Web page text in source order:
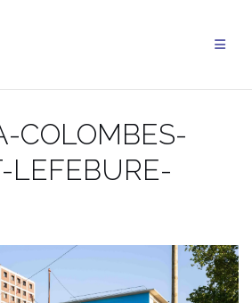
COLOMBES-
LEFEBURE-